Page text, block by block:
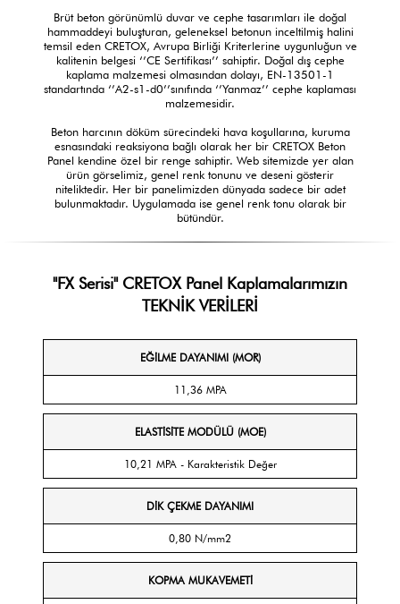
Brüt beton görünümlü duvar ve cephe tasarımları ile doğal
hammaddeyi buluşturan, geleneksel betonun inceltilmiş halini
temsil eden CRETOX, Avrupa Birliği Kriterlerine uygunluğun ve
kalitenin belgesi ‘’CE Sertifikası’’ sahiptir. Doğal dış cephe
kaplama malzemesi olmasından dolayı, EN-13501-1
standartında ‘’A2-s1-d0’’sınıfında ‘’Yanmaz’’ cephe kaplaması
malzemesidir.
Beton harcının döküm sürecindeki hava koşullarına, kuruma
esnasındaki reaksiyona bağlı olarak her bir CRETOX Beton
Panel kendine özel bir renge sahiptir. Web sitemizde yer alan
ürün görselimiz, genel renk tonunu ve deseni gösterir
niteliktedir. Her bir panelimizden dünyada sadece bir adet
bulunmaktadır. Uygulamada ise genel renk tonu olarak bir
bütündür.
"FX Serisi" CRETOX Panel Kaplamalarımızın
TEKNİK VERİLERİ
EĞİLME DAYANIMI (MOR)
11,36 MPA
ELASTİSİTE MODÜLÜ (MOE)
10,21 MPA - Karakteristik Değer
DİK ÇEKME DAYANIMI
0,80 N/mm2
KOPMA MUKAVEMETİ